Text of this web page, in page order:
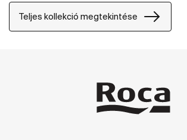
Teljes kollekció megtekintése